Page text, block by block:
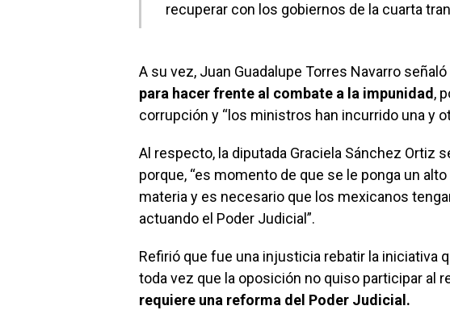
recuperar con los gobiernos de la cuarta
A su vez, Juan Guadalupe Torres Navarro señaló
para hacer frente al combate a la impunidad ,
corrupción y “los ministros han incurrido una y
Al respecto, la diputada Graciela Sánchez Ortiz
porque, “es momento de que se le ponga un
materia y es necesario que los mexicanos
actuando el Poder Judicial”.
Refirió que fue una injusticia rebatir la iniciativa
toda vez que la oposición no quiso participar al
requiere una reforma del Poder Judicial.